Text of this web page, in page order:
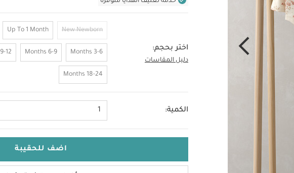
اختر بحجم:
دليل المقاسات
New Newborn
Up To 1 Month
3-6 Months
6-9 Months
9-12 Months
18-24 Months
12-18 Months
الكمية: 1
اضف للحقيبة